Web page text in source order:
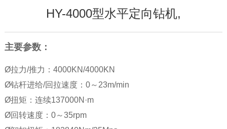
HY-4000型水平定向钻机,
主要参数：
Ø拉力/推力：4000KN/4000KN
Ø钻杆进给/回拉速度：0～23m/min
Ø扭矩：连续137000N·m
Ø回转速度：0～35rpm